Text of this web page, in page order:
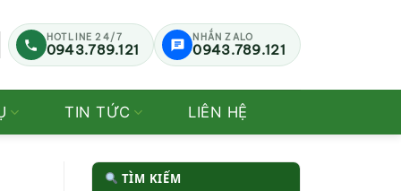
HOTLINE 24/7
0943.789.121
NHẮN ZALO
0943.789.121
TIN TỨC LIÊN HỆ
TÌM KIẾM